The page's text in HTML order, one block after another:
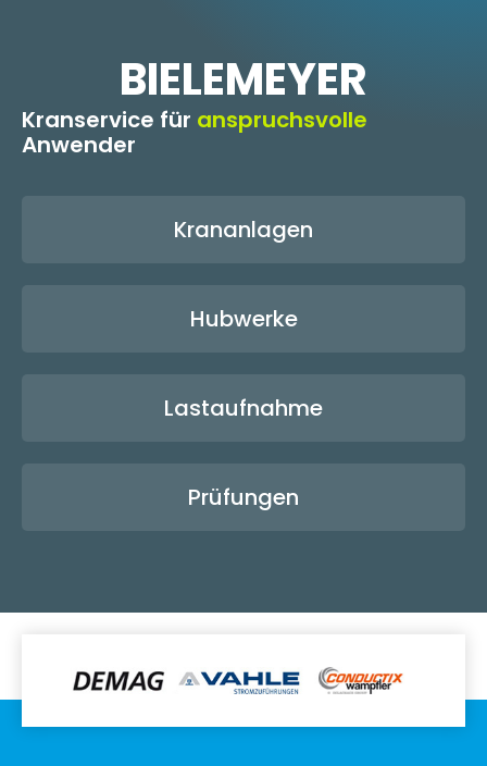
BIELEMEYER
Kranservice für anspruchsvolle
Anwender
Krananlagen
Hubwerke
Lastaufnahme
Prüfungen